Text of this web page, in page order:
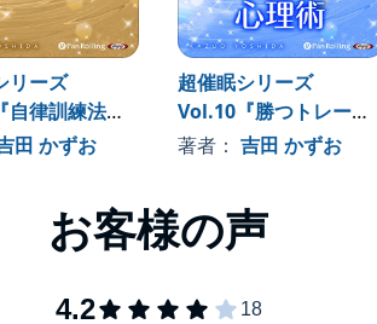
リーズ
自律訓練法～
タルコント
田 かずお
超催眠シリーズ
Vol.10『勝つトレーダ
ーの心理状態 "ゾーン"
著者： 吉田 かずお